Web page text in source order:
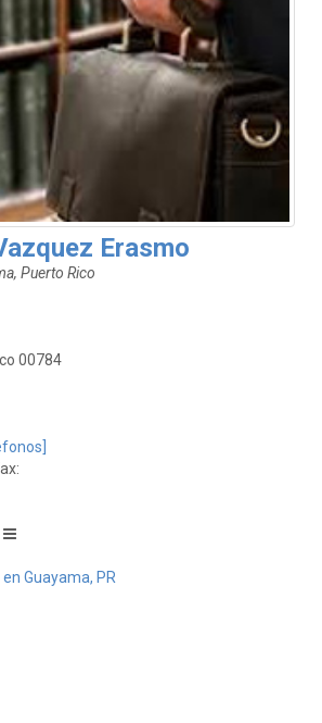
Erasmo
Puerto Rico
00784
Guayama, PR